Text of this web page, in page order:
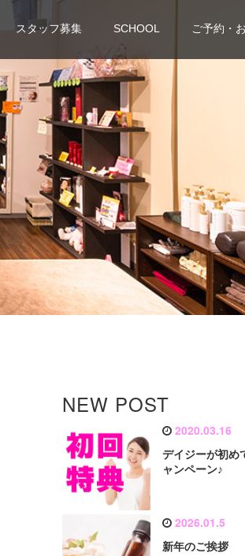
スタッフ募集 SCHOOL ご予約・
NEW POST
2020.03.16
デイジーが初め
ャンペーン♪
2026.01.5
新年のご挨拶